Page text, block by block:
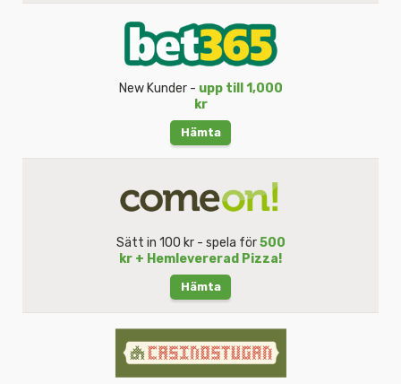
New Kunder - upp till 1,000
kr
Hämta
Sätt in 100 kr - spela för500
kr + Hemlevererad Pizza!
Hämta